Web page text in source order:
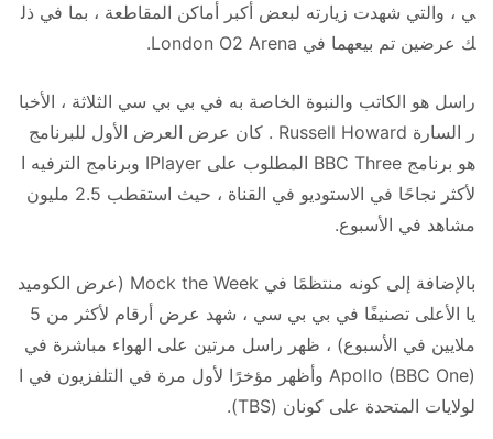
ي ، والتي شهدت زيارته لبعض أكبر أماكن المقاطعة ، بما في ذل
ك عرضين تم بيعهما في London O2 Arena.
راسل هو الكاتب والنبوة الخاصة به في بي بي سي الثلاثة ، الأخبا
ر السارة Russell Howard . كان عرض العرض الأول للبرنامج
هو برنامج BBC Three المطلوب على IPlayer وبرنامج الترفيه ا
لأكثر نجاحًا في الاستوديو في القناة ، حيث استقطب 2.5 مليون
مشاهد في الأسبوع.
بالإضافة إلى كونه منتظمًا في Mock the Week (عرض الكوميد
يا ​​الأعلى تصنيفًا في بي بي سي ، شهد عرض أرقام لأكثر من 5
ملايين في الأسبوع) ، ظهر راسل مرتين على الهواء مباشرة في
Apollo (BBC One) وأظهر مؤخرًا لأول مرة في التلفزيون في ا
لولايات المتحدة على كونان (TBS).